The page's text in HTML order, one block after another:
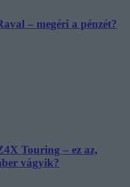
– megéri a pénzét?
Touring – ez az,
vágyik?